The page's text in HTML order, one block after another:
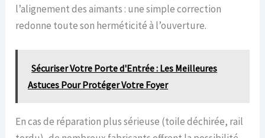
l’alignement des aimants : une simple correction
redonne toute son herméticité à l’ouverture.
Sécuriser Votre Porte d'Entrée : Les Meilleures
Astuces Pour Protéger Votre Foyer
En cas de réparation plus sérieuse (toile déchirée, rail